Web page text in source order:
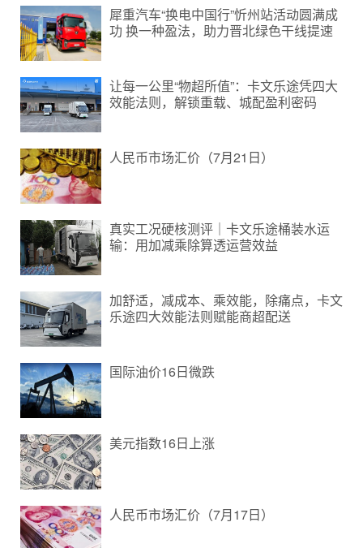
犀重汽车“换电中国行”忻州站活动圆满成
功 换一种盈法，助力晋北绿色干线提速
让每一公里“物超所值”：卡文乐途凭四大
效能法则，解锁重载、城配盈利密码
人民币市场汇价（7月21日）
真实工况硬核测评｜卡文乐途桶装水运
输：用加减乘除算透运营效益
加舒适，减成本、乘效能，除痛点，卡文
乐途四大效能法则赋能商超配送
国际油价16日微跌
美元指数16日上涨
人民币市场汇价（7月17日）